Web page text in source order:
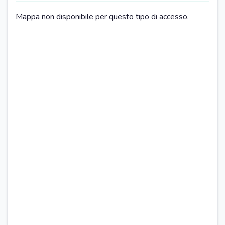
Mappa non disponibile per questo tipo di accesso.